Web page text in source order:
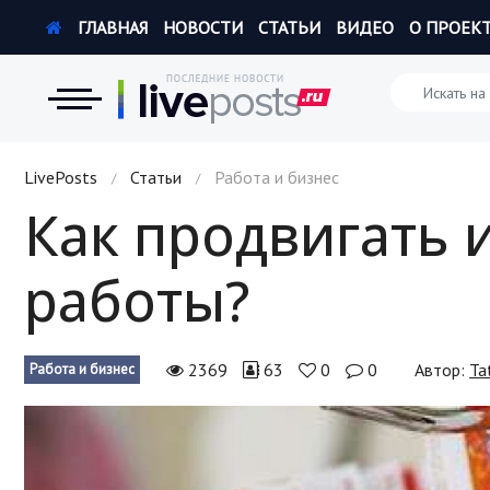
Новости
Экономика
Происшествия
Россия
Наука и техника
ГЛАВНАЯ НОВОСТИ СТАТЬИ ВИДЕО О
LivePosts / Статьи / Работа и бизнес
Как продвигать
работы?
Работа и бизнес 2369 63 0 0 Автор: